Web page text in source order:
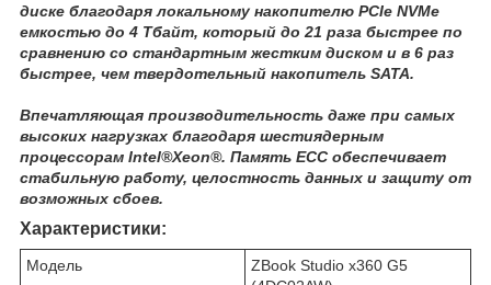
диске благодаря локальному накопителю PCIe NVMe
емкостью до 4 Тбайт, который до 21 раза быстрее по
сравнению со стандартным жестким диском и в 6 раз
быстрее, чем твердотельный накопитель SATA.
Впечатляющая производительность даже при самых
высоких нагрузках благодаря шестиядерным
процессорам Intel®Xeon®. Память ECC обеспечивает
стабильную работу, целостность данных и защиту от
возможных сбоев.
Характеристики:
Модель
ZBook Studio x360 G5